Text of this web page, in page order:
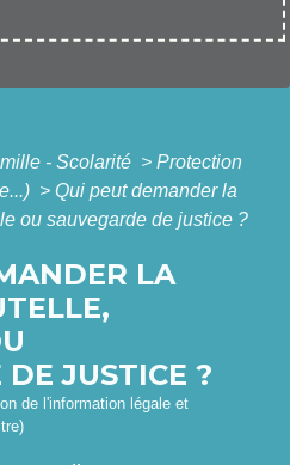
- Scolarité > Protection
> Qui peut demander la
ou sauvegarde de justice ?
LA
JUSTICE ?
de l'information légale et